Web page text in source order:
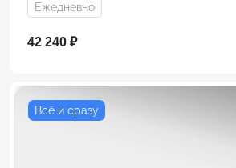
Ежедневно
42 240 ₽
Всё и сразу